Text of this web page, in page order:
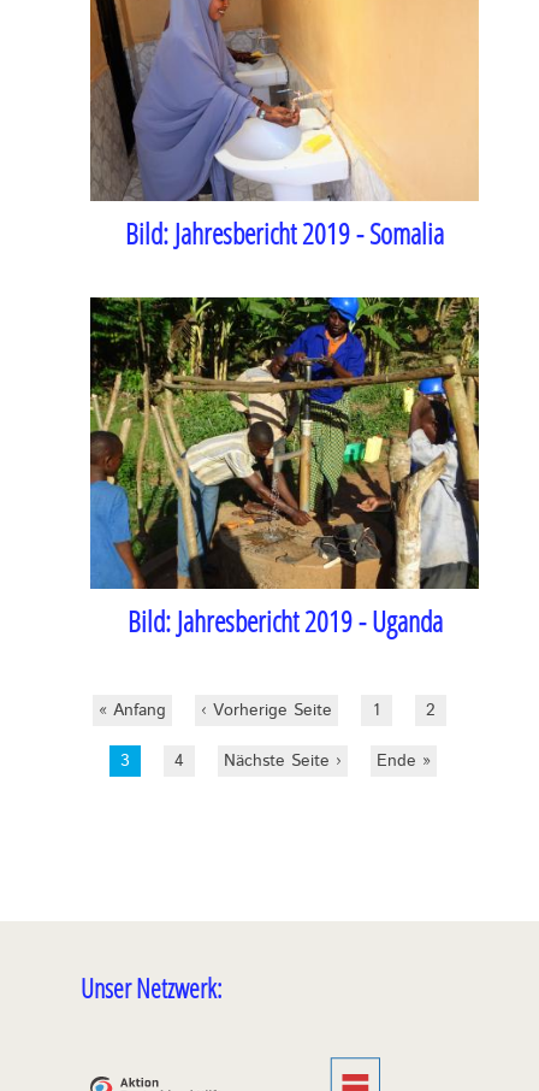
Bild:Jahresbericht 2019 - Somalia
Bild:Jahresbericht 2019 - Uganda
Erste
« Anfang
Vorherige
‹ Vorherige Seite Seite
1 Seite
2
Aktuelle
3 Seite
4
Nächste
Nächste Seite ›
Letzte
Ende »
Unser Netzwerk: